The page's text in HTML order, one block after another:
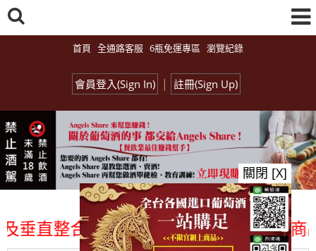
首頁 全通路客服 6瓶免運專區 瀏覽紀錄
會員登入(Sign In) | 註冊(Sign Up)
直整合、一次購足」各國進口酒類商品
關閉 [X]